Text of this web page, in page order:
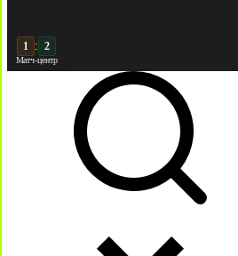
2 : 2
Матч-центр